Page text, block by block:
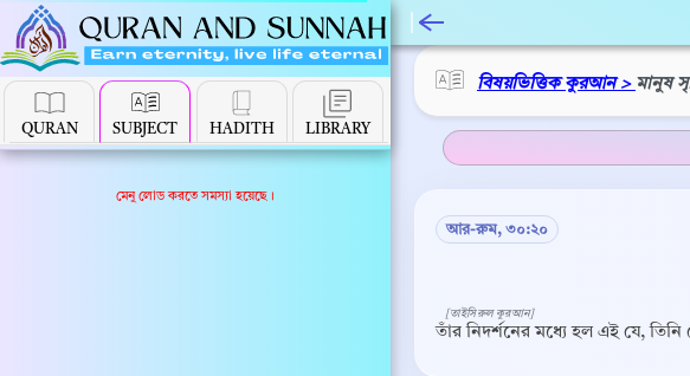
QURAN SUBJECT HADITH LIBRARY
মেনু লোড করতে সমস্যা হয়েছে।
বিষয়ভিত্তিক কুরআন > মানুষ
আর-রুম, ৩০:২০
তাঁর নিদর্শনের মধ্যে হল এই যে,
[তাইসিরুল কুরআন]